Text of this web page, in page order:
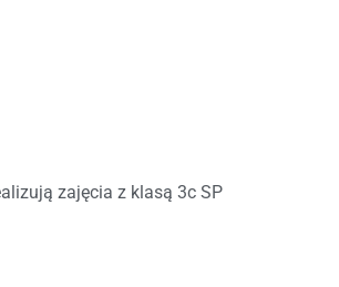
zajęcia z klasą 3c SP